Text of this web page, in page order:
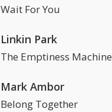
Wait For You
Linkin Park
The Emptiness Machine
Mark Ambor
Belong Together